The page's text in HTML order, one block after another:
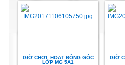
GIỜ CHƠI, HOẠT ĐỘNG GÓC
LỚP MG 5A1
GIỜ